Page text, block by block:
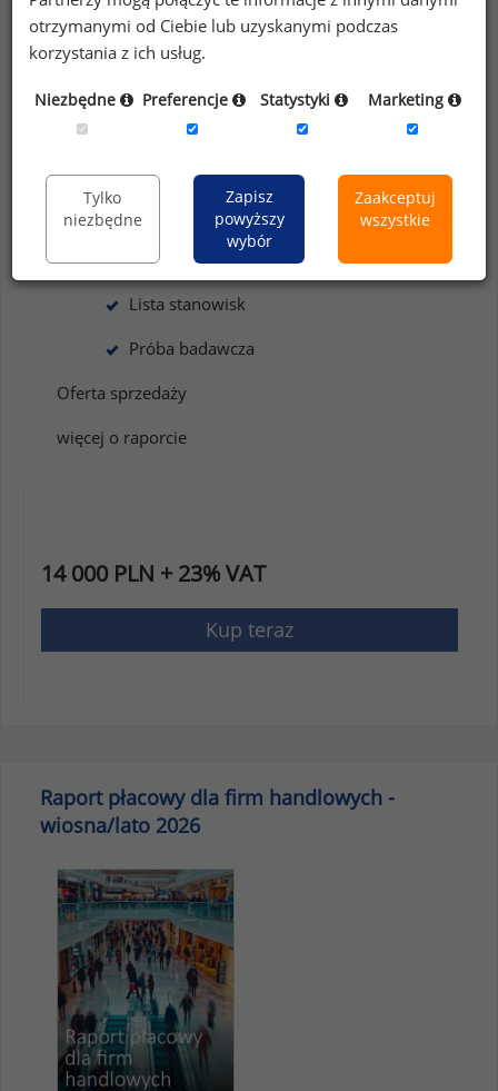
128 firm,
27 443 pracowników,
333 stanowiska
Platforma online / Excel / PDF
Wersja demo, w tym:
Lista uczestników
Lista stanowisk
Próba badawcza
Oferta sprzedaży
więcej o raporcie
14 000 PLN + 23% VAT
Kup teraz
Raport płacowy dla firm handlowych -
wiosna/lato 2026
otrzymanymi od Ciebie lub uzyskanymi podczas
korzystania z ich usług.
Niezbędne Preferencje Statystyki Marketing
Tylko
niezbędne
Zapisz
powyższy
wybór
Zaakceptuj
wszystkie